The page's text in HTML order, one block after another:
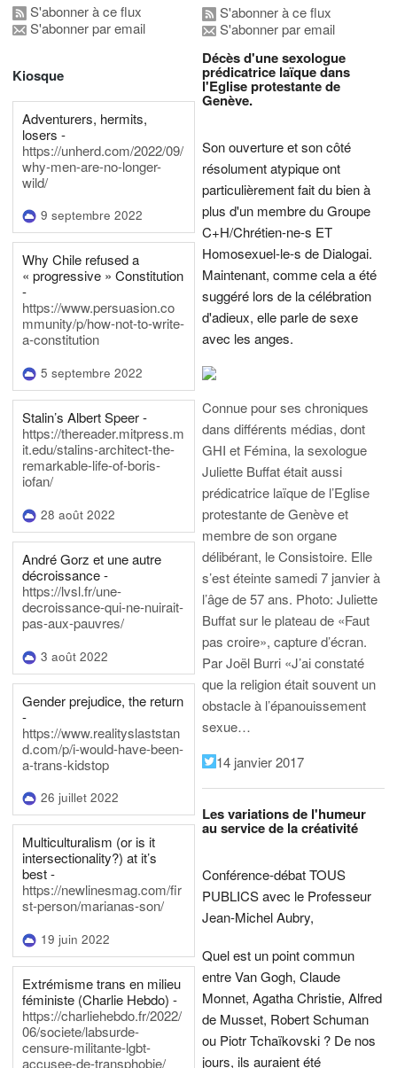
S'abonner à ce flux
S'abonner par email
Kiosque
Adventurers, hermits,
losers -
https://unherd.com/2022/09/
why-men-are-no-longer-
wild/
9 septembre 2022
Why Chile refused a
« progressive » Constitution
-
https://www.persuasion.co
mmunity/p/how-not-to-write-
a-constitution
5 septembre 2022
Stalin’s Albert Speer -
https://thereader.mitpress.m
it.edu/stalins-architect-the-
remarkable-life-of-boris-
iofan/
28 août 2022
André Gorz et une autre
décroissance -
https://lvsl.fr/une-
decroissance-qui-ne-nuirait-
pas-aux-pauvres/
3 août 2022
Gender prejudice, the return
-
https://www.realityslaststan
d.com/p/i-would-have-been-
a-trans-kidstop
26 juillet 2022
Multiculturalism (or is it
intersectionality?) at it’s
best -
https://newlinesmag.com/fir
st-person/marianas-son/
19 juin 2022
Extrémisme trans en milieu
féministe (Charlie Hebdo) -
https://charliehebdo.fr/2022/
06/societe/labsurde-
censure-militante-lgbt-
accusee-de-transphobie/
S'abonner à ce flux
S'abonner par email
Décès d'une sexologue
prédicatrice laïque dans
l'Eglise protestante de
Genève.
Son ouverture et son côté
résolument atypique ont
particulièrement fait du bien à
plus d'un membre du Groupe
C+H/Chrétien-ne-s ET
Homosexuel-le-s de Dialogai.
Maintenant, comme cela a été
suggéré lors de la célébration
d'adieux, elle parle de sexe
avec les anges.
Connue pour ses chroniques
dans différents médias, dont
GHI et Fémina, la sexologue
Juliette Buffat était aussi
prédicatrice laïque de l’Eglise
protestante de Genève et
membre de son organe
délibérant, le Consistoire. Elle
s’est éteinte samedi 7 janvier à
l’âge de 57 ans. Photo: Juliette
Buffat sur le plateau de «Faut
pas croire», capture d’écran.
Par Joël Burri «J’ai constaté
que la religion était souvent un
obstacle à l’épanouissement
sexue…
14 janvier 2017
Les variations de l'humeur
au service de la créativité
Conférence-débat TOUS
PUBLICS avec le Professeur
Jean-Michel Aubry,
Quel est un point commun
entre Van Gogh, Claude
Monnet, Agatha Christie, Alfred
de Musset, Robert Schuman
ou Piotr Tchaïkovski ? De nos
jours, ils auraient été